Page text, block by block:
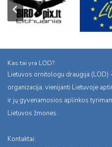
Kas tai yra LOD?
Lietuvos ornitologu draugija (LOD)
organizacija, vienijanti Lietuvoje
ir jų gyvenamosios aplinkos
Lietuvos žmones.
Kontaktai: